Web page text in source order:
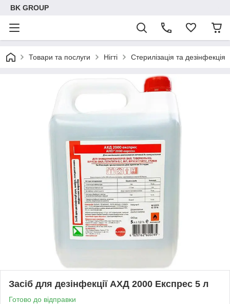
BK GROUP
Товари та послуги Нігті Стерилізація та дезінфекція
Засіб для дезінфекції АХД 2000 Експрес 5 л
Готово до відправки